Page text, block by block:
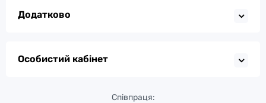
Додатково
Особистий кабінет
Співпраця: